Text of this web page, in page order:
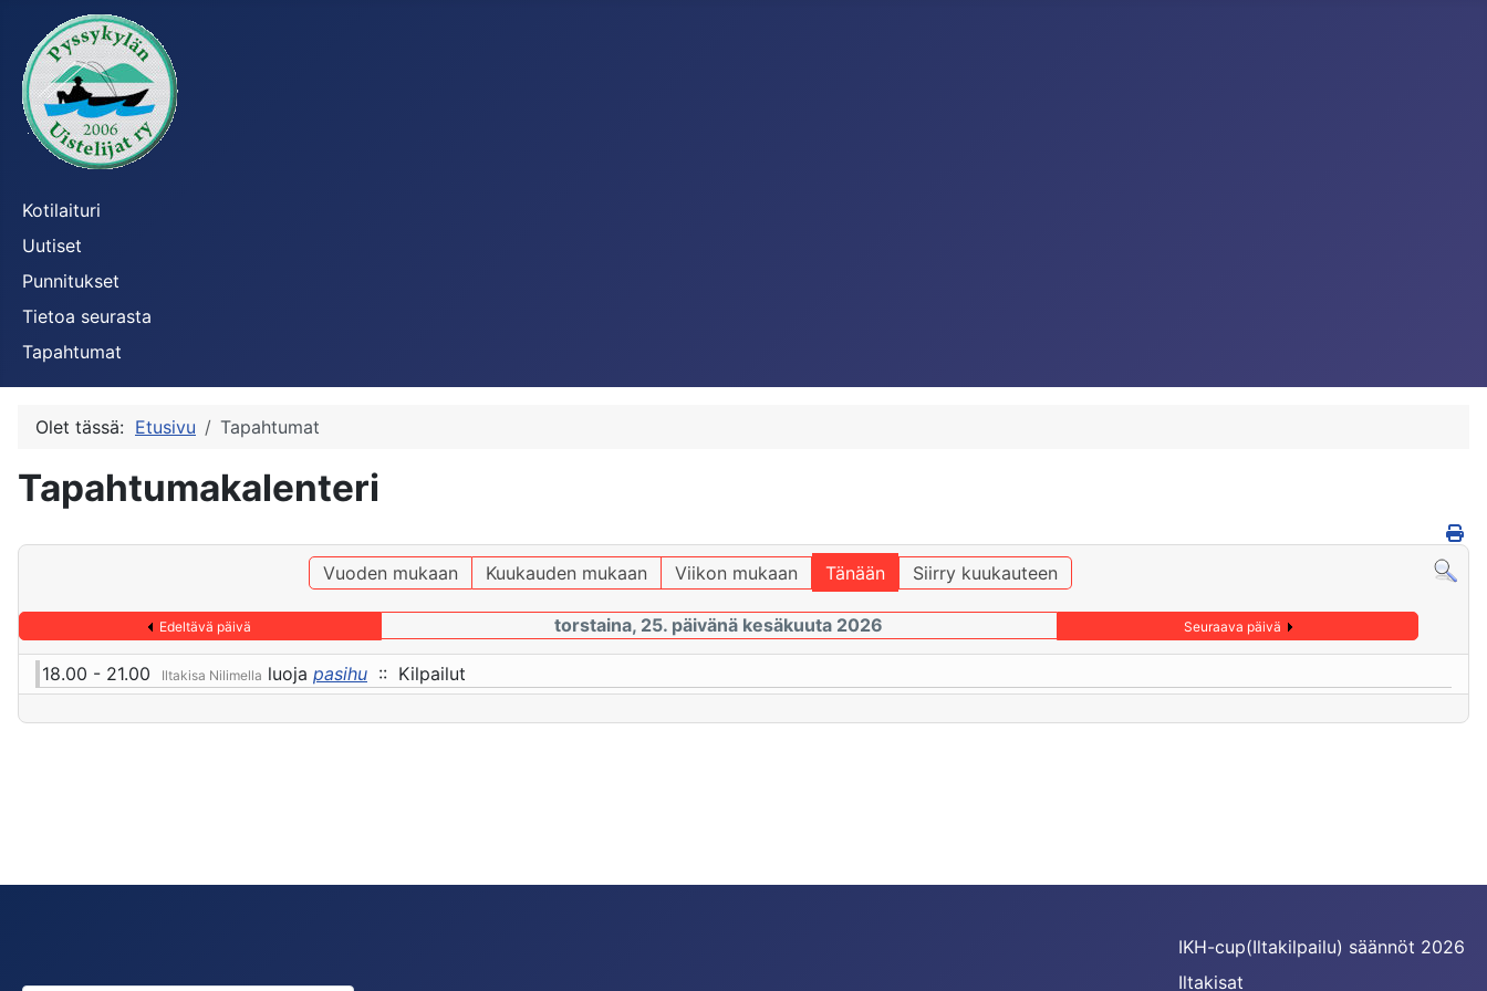
Kotilaituri
Uutiset
Punnitukset
Tietoa seurasta
Tapahtumat
Olet tässä: Etusivu Tapahtumat
Tapahtumakalenteri
Vuoden mukaan Kuukauden mukaan Viikon mukaan Tänään Siirry kuukauteen
Edeltävä päivä torstaina, 25. päivänä kesäkuuta 2026 Seuraava päivä
18.00 - 21.00 Iltakisa Nilimella luoja pasihu :: Kilpailut
IKH-cup(Iltakilpailu) säännöt 2026
Iltakisat